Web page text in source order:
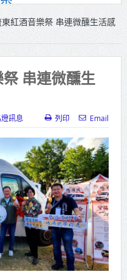
！8月31日補助
大線動態測試
產業設施公共
」市長陳其
貴賓共同揭幕
國國中小學書
紅酒音樂祭 串連微醺生活感
串連微醺生
訊息 列印 Email